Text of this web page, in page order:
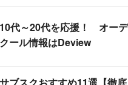
代～20代を応援！ オーデ
ール情報はDeview